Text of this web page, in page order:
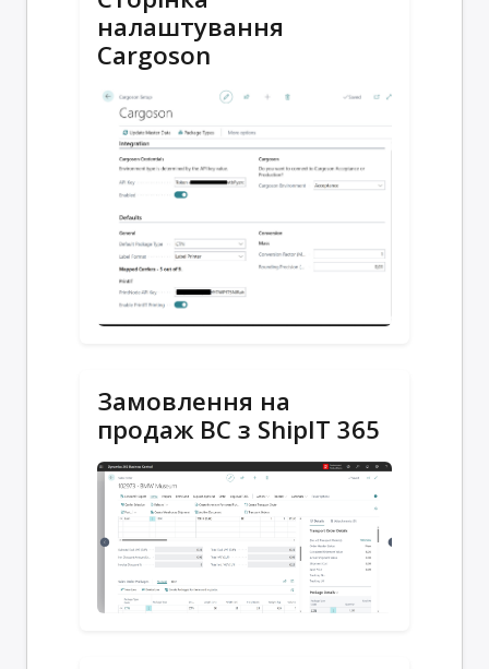
налаштування
Cargoson
Замовлення на
продаж BC з ShipIT 365